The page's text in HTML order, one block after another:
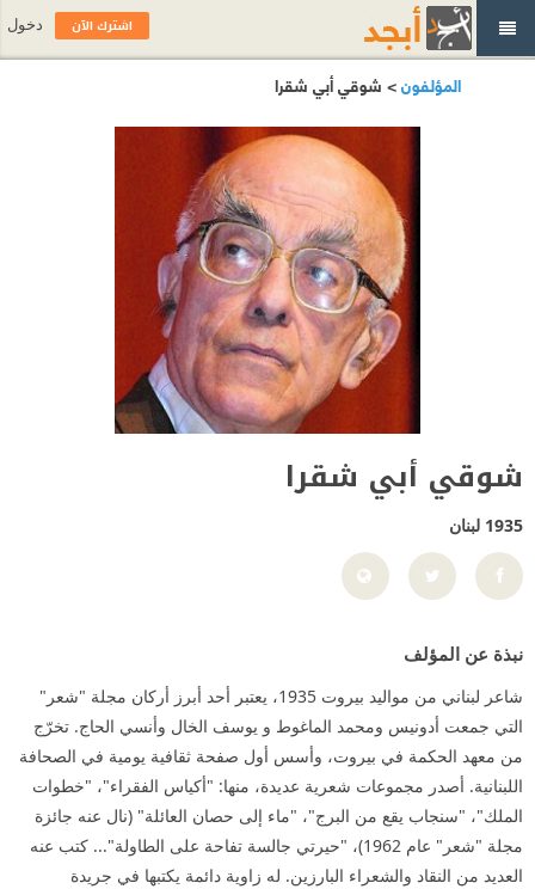
المؤلفون> شوقي أبي شقرا
شوقي أبي شقرا
1935 لبنان
نبذة عن المؤلف
شاعر لبناني من مواليد بيروت 1935، يعتبر أحد أبرز أركان مجلة "شعر"
التي جمعت أدونيس ومحمد الماغوط و يوسف الخال وأنسي الحاج. تخرّج
من معهد الحكمة في بيروت، وأسس أول صفحة ثقافية يومية في الصحافة
اللبنانية. أصدر مجموعات شعرية عديدة، منها: "أكياس الفقراء"، "خطوات
الملك"، "سنجاب يقع من البرج"، "ماء إلى حصان العائلة" (نال عنه جائزة
مجلة "شعر" عام 1962)، "حيرتي جالسة تفاحة على الطاولة"... كتب عنه
العديد من النقاد والشعراء البارزين. له زاوية دائمة يكتبها في جريدة
اشترك الآن دخول